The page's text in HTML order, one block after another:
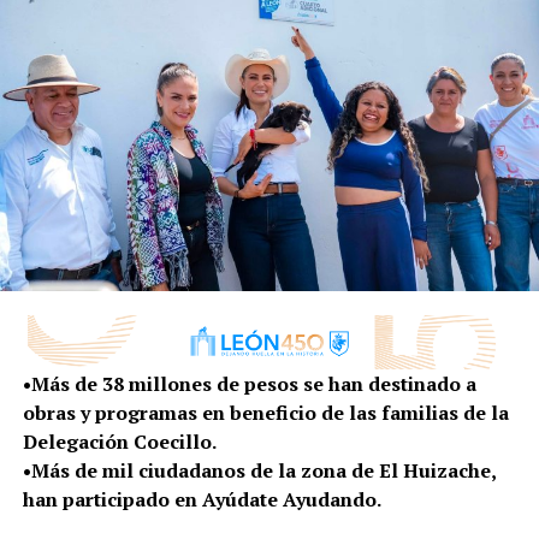
Asimismo, durante el evento se llevó a cabo la firma de
Convenio Zonas Pet-Friendly en la que se sumaron el
Parque Hidalgo, Parque Panorama, Parque México,
Parque Metropolitano de León, Parque Cárcamos y
Parque Zoológico.
“Hoy, 6 parques se convierten formalmente en
espacios amigables de mascotas”, añadió el director
de Salud Municipal.
Por último, durante este día se llevará a cabo la
esterilización de 120 mascotas en una campaña masiva,
así como, un Adoptón de mascotas del Centro de
Control y Bienestar Animal.
•Más de 38 millones de pesos se han destinado a
obras y programas en beneficio de las familias de la
Delegación Coecillo.
•Más de mil ciudadanos de la zona de El Huizache,
han participado en Ayúdate Ayudando.